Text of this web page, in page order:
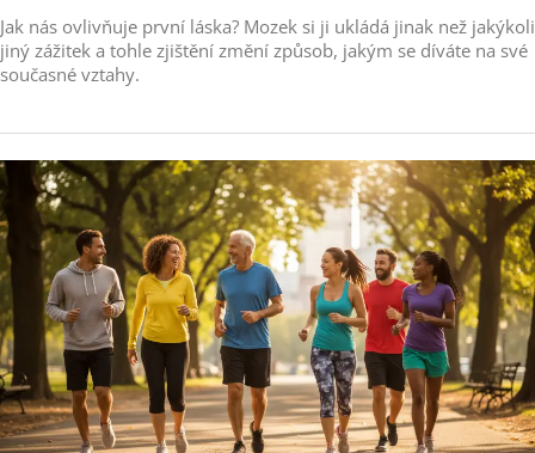
Jak nás ovlivňuje první láska? Mozek si ji ukládá jinak než jakýkoli
jiný zážitek a tohle zjištění změní způsob, jakým se díváte na své
současné vztahy.